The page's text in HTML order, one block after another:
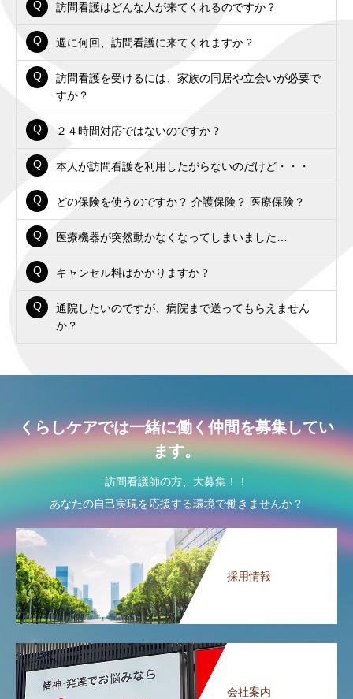
訪問看護はどんな人が来てくれるのですか？
週に何回、訪問看護に来てくれますか？
訪問看護を受けるには、家族の同居や立会いが必要で
すか？
２４時間対応ではないのですか？
本人が訪問看護を利用したがらないのだけど・・・
どの保険を使うのですか？ 介護保険？ 医療保険？
医療機器が突然動かなくなってしまいました…
キャンセル料はかかりますか？
通院したいのですが、病院まで送ってもらえません
か？
くらしケアでは一緒に働く仲間を募集してい
ます。
訪問看護師の方、大募集！！
あなたの自己実現を応援する環境で働きませんか？
採用情報
会社案内